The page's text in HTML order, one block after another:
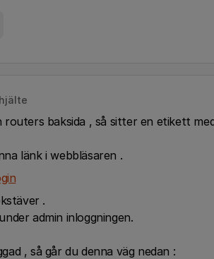
baksida , så sitter en etikett
länk i webbläsaren .
.
admin inloggningen.
, så går du denna väg nedan :